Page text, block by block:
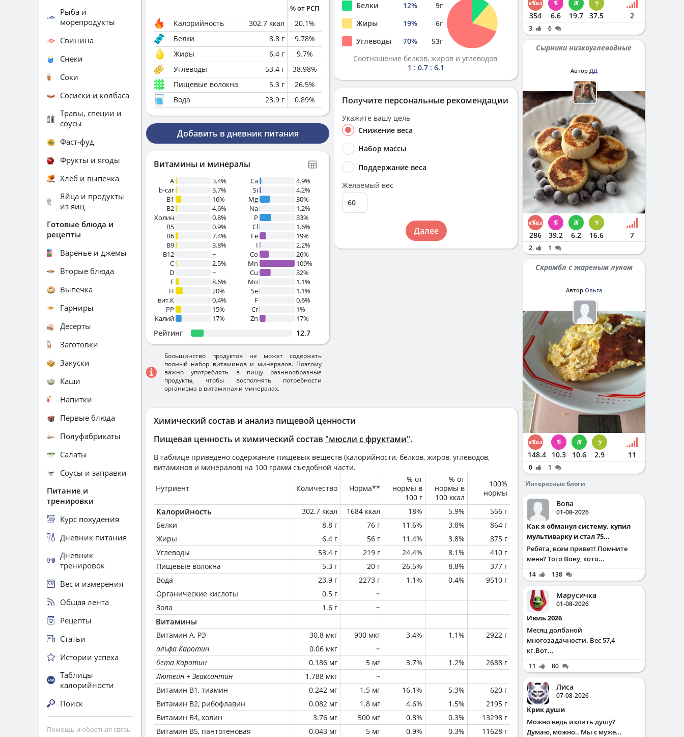
Химический состав и анализ пищевой ценности
Пищевая ценность и химический состав "мюсли с фруктами".
В таблице приведено содержание пищевых веществ (калорийности, белков, жиров, углеводов,
витаминов и минералов) на 100 грамм съедобной части.
Нутриент Количество Норма**
% от
нормы в
100 г
% от
нормы в
100 ккал
100%
нормы
Калорийность 302.7 ккал 1684 ккал 18% 5.9%
556 г
Белки
8.8 г 76 г 11.6% 3.8%
864 г
Жиры
6.4 г 56 г 11.4% 3.8%
875 г
Углеводы
53.4 г 219 г 24.4% 8.1%
410 г
Пищевые волокна
5.3 г 20 г 26.5% 8.8%
377 г
Вода
23.9 г 2273 г 1.1% 0.4%
9510 г
Органические кислоты
0.5 г
~
Зола
1.6 г ~
Витамины
Витамин А, РЭ 30.8 мкг 900 мкг 3.4% 1.1%
2922 г
альфа Каротин
0.06 мкг
~
бета Каротин
0.186 мг 5 мг 3.7% 1.2%
2688 г
Лютеин + Зеаксантин
1.788 мкг
~
Витамин В1, тиамин
0.242 мг 1.5 мг 16.1% 5.3%
620 г
Витамин В2, рибофлавин
0.082 мг 1.8 мг 4.6% 1.5%
2195 г
Витамин В4, холин
3.76 мг 500 мг 0.8% 0.3%
13298 г
Витамин В5, пантотеновая
0.043 мг 5 мг 0.9% 0.3%
11628 г
% от РСП
Калорийность 302.7 ккал 20.1%
Белки
8.8 г 9.78%
Жиры
6.4 г 9.7%
Углеводы
53.4 г 38.98%
Пищевые волокна
5.3 г 26.5%
Вода
23.9 г 0.89%
Добавить в дневник питания
Витамины и минералы
A
3.4%
b-car
3.7%
В1
16%
B2
4.6%
Холин
0.8%
B5
0.9%
B6
7.4%
B9
3.8%
B12
~
C
2.5%
D
~
E
8.6%
H
20%
вит.К
0.4%
PP
15%
Калий
17%
Ca
4.9%
Si
4.2%
Mg
30%
Na
1.2%
P
33%
Cl
1.6%
Fe
19%
I
2.2%
Co
26%
Mn
109%
Cu
32%
Mo
1.1%
Se
1.1%
F
0.6%
Cr
1%
Zn
17%
Рейтинг 12.7
Большинство продуктов не может содержать
полный набор витаминов и минералов. Поэтому
важно употреблять в пищу разннообразные
продукты, чтобы восполнять потребности
организма в витаминах и минералах.
Белки 12% 9г
Жиры
19% 6г
Углеводы
70% 53г
Соотношение белков, жиров и углеводов
1 : 0.7 : 6.1
Получите персональные рекомендации
Укажите вашу цель
Снижение веса
Набор массы
Поддержание веса
Желаемый вес
Далее
Рыба и
морепродукты
Свинина
Снеки
Соки
Сосиски и колбаса
Травы, специи и
соусы
Фаст-фуд
Фрукты и ягоды
Хлеб и выпечка
Яйца и продукты
из яиц
Готовые блюда и
рецепты
Варенье и джемы
Вторые блюда
Выпечка
Гарниры
Десерты
Заготовки
Закуски
Каши
Напитки
Первые блюда
Полуфабрикаты
Салаты
Соусы и заправки
Питание и
тренировки
Курс похудения
Дневник питания
Дневник
тренировок
Вес и измерения
Общая лента
Рецепты
Статьи
Истории успеха
Таблицы
калорийности
Поиск
Помощь и обратная связь
354 6.6 19.7 37.5 2
3 6
Сырники низкоуглеводные
Автор ДД
286 39.2 6.2 16.6 7
2 1
Скрамбл с жареным луком
Автор Ольга
148.4 10.3 10.6 2.9 11
0
1
Интересные блоги
Вова
01-08-2026
Как я обманул систему, купил
мультиварку и стал 75...
Ребята, всем привет! Помните
меня? Того Вову, кото...
14 138
Марусичка
01-08-2026
Июль 2026
Месяц долбаной
многозадачности. Вес 57,4
кг.Вот...
11 80
Лиса
07-08-2026
Крик души
Можно ведь излить душу?
Думаю, можно.. Мы с муже...